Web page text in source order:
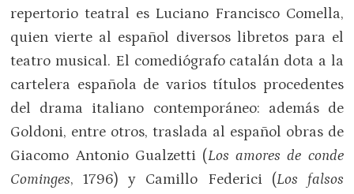
repertorio teatral es Luciano Francisco Comella,
quien vierte al español diversos libretos para el
teatro musical. El comediógrafo catalán dota a la
cartelera española de varios títulos procedentes
del drama italiano contemporáneo: además de
Goldoni, entre otros, traslada al español obras de
Giacomo Antonio Gualzetti (Los amores de conde
Cominges, 1796) y Camillo Federici (Los falsos